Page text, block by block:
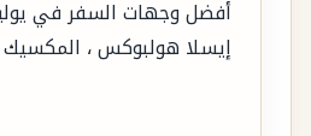
أفضل وجهات السفر في
إيسلا هولبوكس ، المكسيك